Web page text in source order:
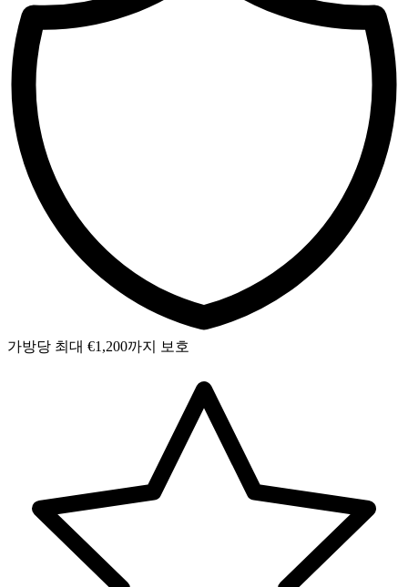
가방당 최대 €1,200까지 보호